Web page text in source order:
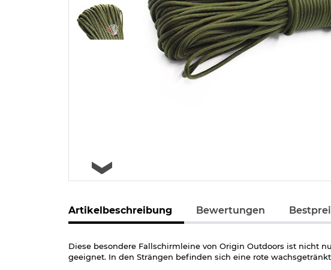
Artikelbeschreibung Bewertungen
Diese besondere Fallschirmleine von Origin Outdoors ist nicht
geeignet. In den Strängen befinden sich eine rote